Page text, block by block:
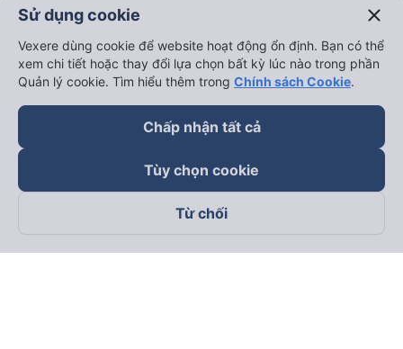
Theo dõi chúng tôi trên
Sử dụng cookie close
Vexere dùng cookie để website hoạt động ổn định. Bạn có thể
xem chi tiết hoặc thay đổi lựa chọn bất kỳ lúc nào trong phần
Quản lý cookie. Tìm hiểu thêm trong Chính sách Cookie.
Chấp nhận tất cả
Tùy chọn cookie
Từ chối